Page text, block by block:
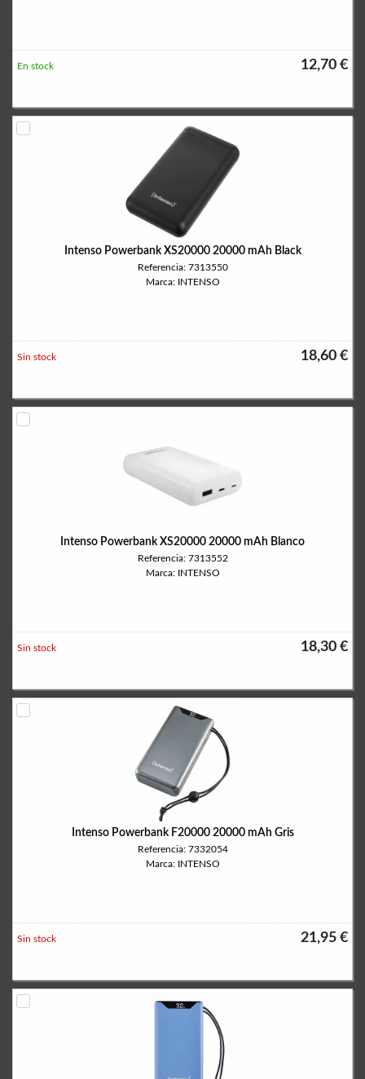
12,70 €
En stock
Intenso Powerbank XS20000 20000 mAh Black
Referencia: 7313550
Marca: INTENSO
18,60 €
Sin stock
Intenso Powerbank XS20000 20000 mAh Blanco
Referencia: 7313552
Marca: INTENSO
18,30 €
Sin stock
Intenso Powerbank F20000 20000 mAh Gris
Referencia: 7332054
Marca: INTENSO
21,95 €
Sin stock